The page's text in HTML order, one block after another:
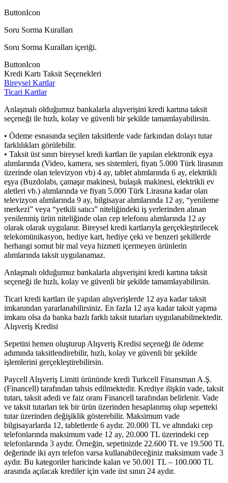
ButtonIcon
Soru Sorma Kuralları
Soru Sorma Kuralları içeriği.
ButtonIcon
Kredi Kartı Taksit Seçenekleri
Bireysel Kartlar
Ticari Kartlar
Anlaşmalı olduğumuz bankalarla alışverişini kredi kartına taksit
seçeneği ile hızlı, kolay ve güvenli bir şekilde tamamlayabilirsin.
• Ödeme esnasında seçilen taksitlerde vade farkından dolayı tutar
farklılıkları görülebilir.
• Taksit üst sınırı bireysel kredi kartları ile yapılan elektronik eşya
alımlarında (Video, kamera, ses sistemleri, fiyatı 5.000 Türk lirasının
üzerinde olan televizyon vb) 4 ay, tablet alımlarında 6 ay, elektrikli
eşya (Buzdolabı, çamaşır makinesi, bulaşık makinesi, elektrikli ev
aletleri vb.) alımlarında ve fiyatı 5.000 Türk Lirasına kadar olan
televizyon alımlarında 9 ay, bilgisayar alımlarında 12 ay, “yenileme
merkezi” veya “yetkili satıcı” niteliğindeki iş yerlerinden alınan
yenilenmiş ürün niteliğinde olan cep telefonu alımlarında 12 ay
olarak olarak uygulanır. Bireysel kredi kartlarıyla gerçekleştirilecek
telekomünikasyon, hediye kart, hediye çeki ve benzeri şekillerde
herhangi somut bir mal veya hizmeti içermeyen ürünlerin
alımlarında taksit uygulanamaz.
Anlaşmalı olduğumuz bankalarla alışverişini kredi kartına taksit
seçeneği ile hızlı, kolay ve güvenli bir şekilde tamamlayabilirsin.
Ticari kredi kartları ile yapılan alışverişlerde 12 aya kadar taksit
imkanından yararlanabilirsiniz. En fazla 12 aya kadar taksit yapma
imkanı olsa da banka bazlı farklı taksit tutarları uygulanabilmektedir.
Alışveriş Kredisi
Sepetini hemen oluşturup Alışveriş Kredisi seçeneği ile ödeme
adımında taksitlendirebilir, hızlı, kolay ve güvenli bir şekilde
işlemlerini gerçekleştirebilirsin.
Paycell Alışveriş Limiti ürününde kredi Turkcell Finansman A.Ş.
(Financell) tarafından tahsis edilmektedir. Krediye ilişkin vade, taksit
tutarı, taksit adedi ve faiz oranı Financell tarafından belirlenir. Vade
ve taksit tutarları tek bir ürün üzerinden hesaplanmış olup sepetteki
tutar üzerinden değişiklik gösterebilir. Maksimum vade
bilgisayarlarda 12, tabletlerde 6 aydır. 20.000 TL ve altındaki cep
telefonlarında maksimum vade 12 ay, 20.000 TL üzerindeki cep
telefonlarında 3 aydır. Örneğin, sepetinizde 22.600 TL ve 19.500 TL
değerinde iki ayrı telefon varsa kullanabileceğiniz maksimum vade 3
aydır. Bu kategoriler haricinde kalan ve 50.001 TL – 100.000 TL
arasında açılacak krediler için vade üst sınırı 24 aydır.